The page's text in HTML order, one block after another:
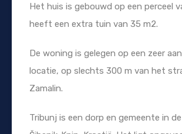
Het huis is gebouwd op een perceel
heeft een extra tuin van 35 m2.
De woning is gelegen op een zeer
locatie, op slechts 300 m van het
Zamalin.
Tribunj is een dorp en gemeente in